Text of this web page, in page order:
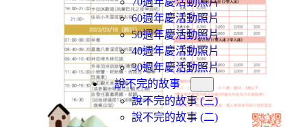
60週年慶活動照片
50週年慶活動照片
40週年慶活動照片
30週年慶活動照片
說不完的故事
說不完的故事 (三)
說不完的故事 (二)